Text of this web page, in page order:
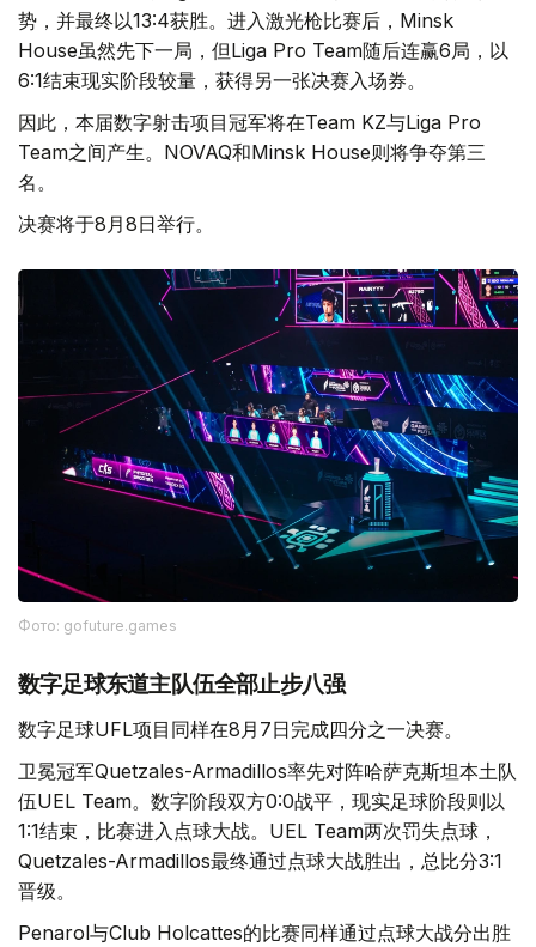
势，并最终以13:4获胜。进入激光枪比赛后，Minsk
House虽然先下一局，但Liga Pro Team随后连赢6局，以
6:1结束现实阶段较量，获得另一张决赛入场券。
因此，本届数字射击项目冠军将在Team KZ与Liga Pro
Team之间产生。NOVAQ和Minsk House则将争夺第三
名。
决赛将于8月8日举行。
Фото: gofuture.games
数字足球东道主队伍全部止步八强
数字足球UFL项目同样在8月7日完成四分之一决赛。
卫冕冠军Quetzales-Armadillos率先对阵哈萨克斯坦本土队
伍UEL Team。数字阶段双方0:0战平，现实足球阶段则以
1:1结束，比赛进入点球大战。UEL Team两次罚失点球，
Quetzales-Armadillos最终通过点球大战胜出，总比分3:1
晋级。
Penarol与Club Holcattes的比赛同样通过点球大战分出胜